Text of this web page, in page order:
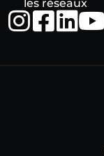
les réseaux